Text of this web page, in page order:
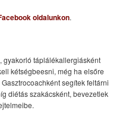
oldalunkon.
gyakorló táplálékallergiásként
kétségbeesni, még ha elsőre
segítek feltárni
diétás szakácsként, bevezetlek